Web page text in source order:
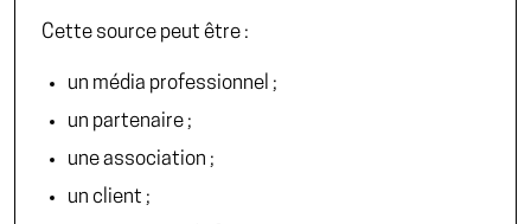
Cette source peut être :
un média professionnel ;
un partenaire ;
une association ;
un client ;